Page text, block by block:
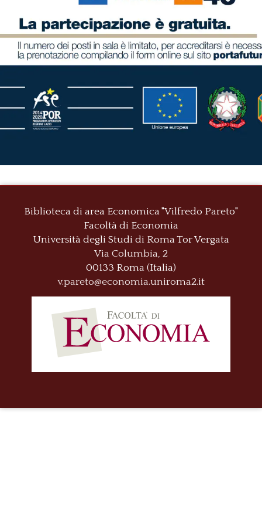
Biblioteca di area Economica "Vilfredo Pareto"
Facoltà di Economia
Università degli Studi di RomaTor Vergata
Via Columbia, 2
00133 Roma (Italia)
v.pareto@economia.uniroma2.it